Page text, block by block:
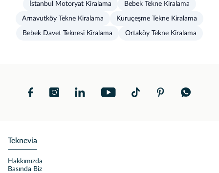
İstanbul Motoryat Kiralama Bebek Tekne Kiralama
Arnavutköy Tekne Kiralama Kuruçeşme Tekne Kiralama
Bebek Davet Teknesi Kiralama Ortaköy Tekne Kiralama
Teknevia
Hakkımızda
Basında Biz